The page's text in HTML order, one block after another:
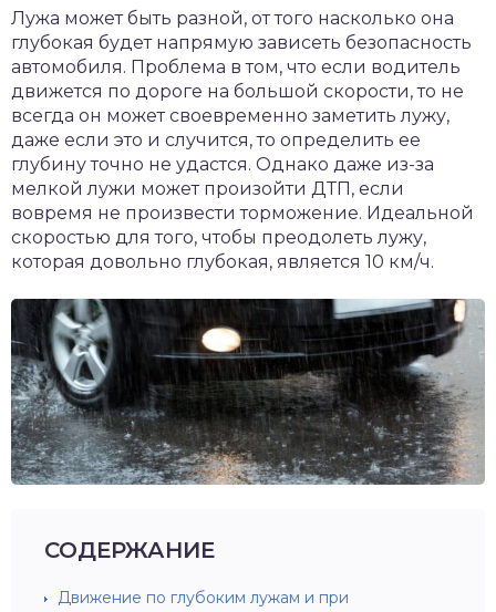
Лужа может быть разной, от того насколько она
глубокая будет напрямую зависеть безопасность
автомобиля. Проблема в том, что если водитель
движется по дороге на большой скорости, то не
всегда он может своевременно заметить лужу,
даже если это и случится, то определить ее
глубину точно не удастся. Однако даже из-за
мелкой лужи может произойти ДТП, если
вовремя не произвести торможение. Идеальной
скоростью для того, чтобы преодолеть лужу,
которая довольно глубокая, является 10 км/ч.
СОДЕРЖАНИЕ
Движение по глубоким лужам и при